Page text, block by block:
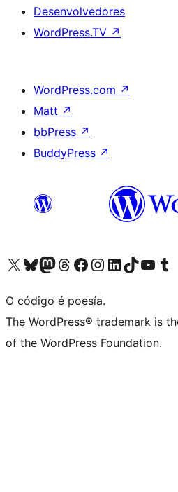
Desenvolvedores
WordPress.TV ↗
WordPress.com ↗
Matt ↗
bbPress ↗
BuddyPress ↗
Visita la cuenta de X (anteriormente Twitter)
Visita a nosa conta de Bluesky
Visita a nosa conta de Mastodon
Visita a nosa conta de Threads
Visita a nosa páxina de Facebook
Visita a nosa conta de Instagram
Visita a nosa conta de LinkedIn
Visita a nosa conta de TikTok
Visita a nosa canle
Visita a
O código é poesía.
The WordPress® trademark is
of the WordPress Foundation.